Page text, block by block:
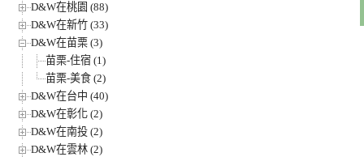
D&W在桃園 (88)
D&W在新竹 (33)
D&W在苗栗 (3)
苗栗-住宿 (1)
苗栗-美食 (2)
D&W在台中 (40)
D&W在彰化 (2)
D&W在南投 (2)
D&W在雲林 (2)